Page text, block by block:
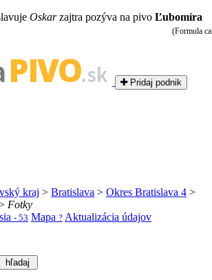
Oskarzajtra pozýva na pivo Ľubomíra
PIVO.sk Pridaj podnik
kraj > Bratislava > Okres Bratislava 4 >
Fotky
- 53 Mapa ? Aktualizácia údajov
(Formula